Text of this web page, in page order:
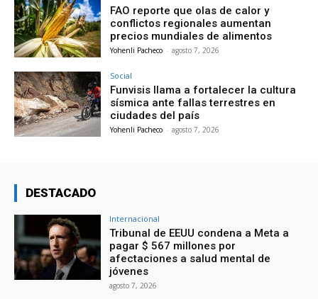
FAO reporte que olas de calor y
conflictos regionales aumentan
precios mundiales de alimentos
Yohenli Pacheco - agosto 7, 2026
Social
Funvisis llama a fortalecer la cultura
sísmica ante fallas terrestres en
ciudades del país
Yohenli Pacheco - agosto 7, 2026
DESTACADO
Internacional
Tribunal de EEUU condena a Meta a
pagar $ 567 millones por
afectaciones a salud mental de
jóvenes
agosto 7, 2026